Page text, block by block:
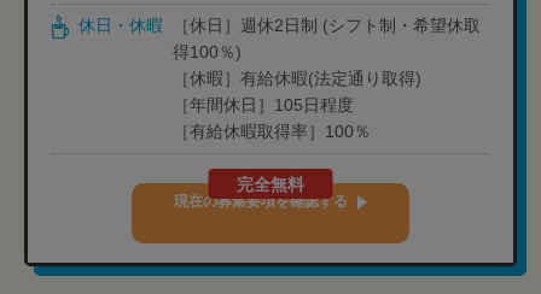
休日・休暇
［休日］週休2日制 (シフト制・希望休取
得100％)
［休暇］有給休暇(法定通り取得)
［年間休日］105日程度
［有給休暇取得率］100％
完全無料
現在の募集要項を確認する